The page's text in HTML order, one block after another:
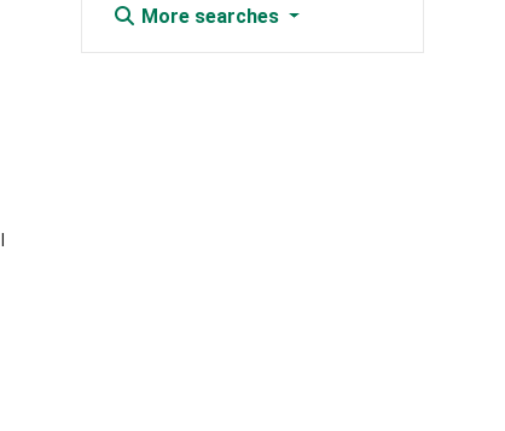
More searches